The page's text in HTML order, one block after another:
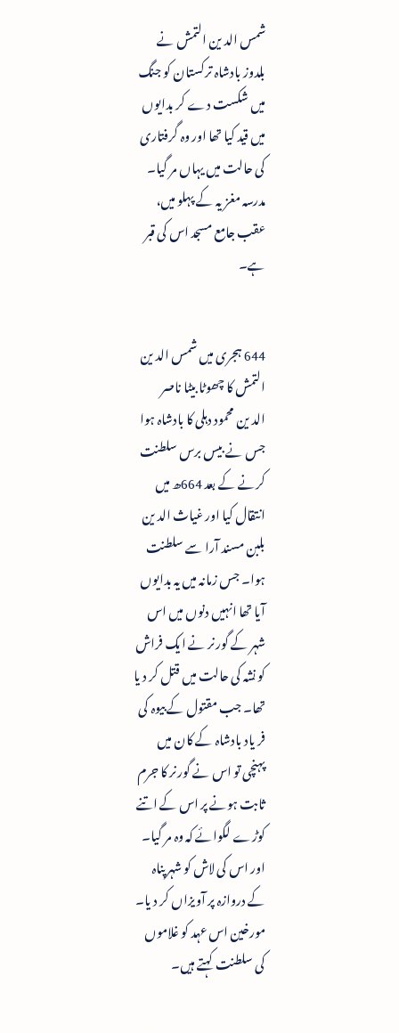
شمس الدین التمش نے
بلدوز بادشاہ ترکستان کو جنگ
میں شکست دے کر بدایوں
میں قید کیا تھا اور وہ گرفتاری
کی حالت میں یہاں مر گیا۔
مدرسہ مغزیہ کے پہلو میں،
عقب جامع مسجد اس کی قبر
ہے۔
644 ہجری میں شمس الدین
التمش کا چھوٹا بیٹا ناصر
الدین محمود دہلی کا بادشاہ ہوا
جس نے بیس برس سلطنت
کرنے کے بعد 664ھ میں
انتقال کیا اور غیاث الدین
بلبن مسند آرا سے سلطنت
ہوا۔ جس زمانہ میں یہ بدایوں
آیا تھا انہیں دنوں میں اس
شہر کے گورنر نے ایک فراش
کو نشہ کی حالت میں قتل کر دیا
تھا۔ جب مقتول کے بیوہ کی
فریاد بادشاہ کے کان میں
پہنچی تو اس نے گورنر کا جرم
ثابت ہونے پر اس کے اتنے
کوڑے لگوائے کہ وہ مر گیا۔
اور اس کی لاش کو شہر پناہ
کے دروازہ پر آویزاں کر دیا۔
مورخین اس عہد کو غلاموں
کی سلطنت کہتے ہیں۔